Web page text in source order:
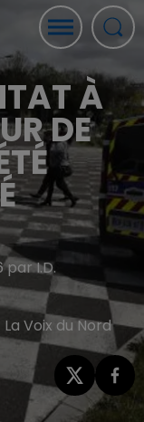
À
DE
par I.D.
Voix du Nord